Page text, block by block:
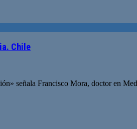
Chile
señala Francisco Mora, doctor en